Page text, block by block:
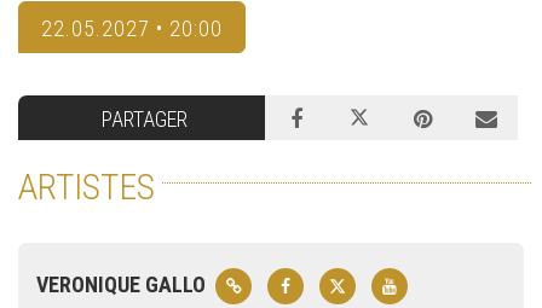
22.05.2027 • 20:00
PARTAGER
ARTISTES
VERONIQUE GALLO